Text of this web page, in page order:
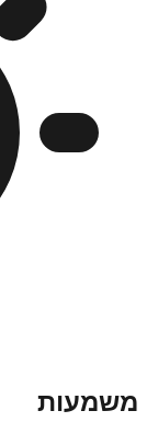
משמעות